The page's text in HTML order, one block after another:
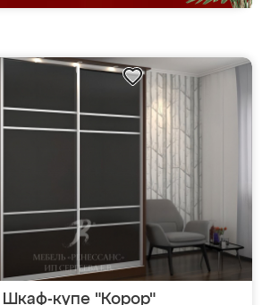
Шкаф-купе "Корор"